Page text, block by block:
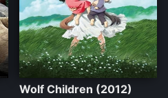
Wolf Children (2012)